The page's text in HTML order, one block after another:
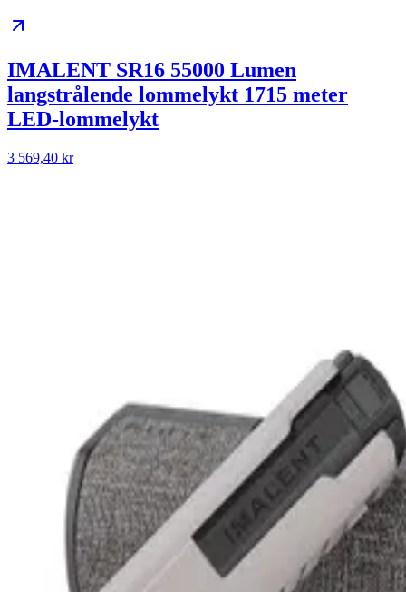
IMALENT SR16 55000 Lumen
langstrålende lommelykt 1715 meter
LED-lommelykt
3 569,40 kr